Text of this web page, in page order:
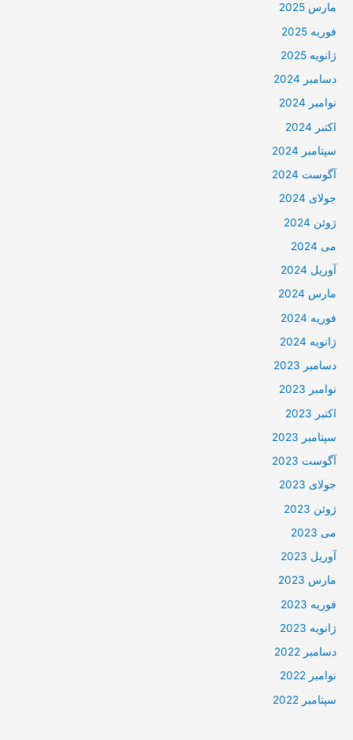
مارس 2025
فوریه 2025
ژانویه 2025
دسامبر 2024
نوامبر 2024
اکتبر 2024
سپتامبر 2024
آگوست 2024
جولای 2024
ژوئن 2024
می 2024
آوریل 2024
مارس 2024
فوریه 2024
ژانویه 2024
دسامبر 2023
نوامبر 2023
اکتبر 2023
سپتامبر 2023
آگوست 2023
جولای 2023
ژوئن 2023
می 2023
آوریل 2023
مارس 2023
فوریه 2023
ژانویه 2023
دسامبر 2022
نوامبر 2022
سپتامبر 2022